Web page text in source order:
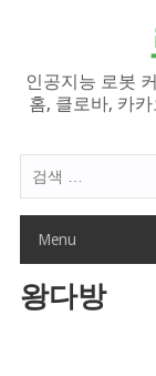
인공지능 로봇
홈, 클로바, 카
색
Menu
왕다방